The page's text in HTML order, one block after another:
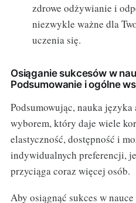
zdrowe odżywianie i
niezwykle ważne dla
uczenia się.
Osiąganie sukcesów w
Podsumowanie i ogólne
Podsumowując, nauka
wyborem, który daje wiele
elastyczność, dostępność i
indywidualnych preferencji,
przyciąga coraz więcej osób.
Aby osiągnąć sukces w